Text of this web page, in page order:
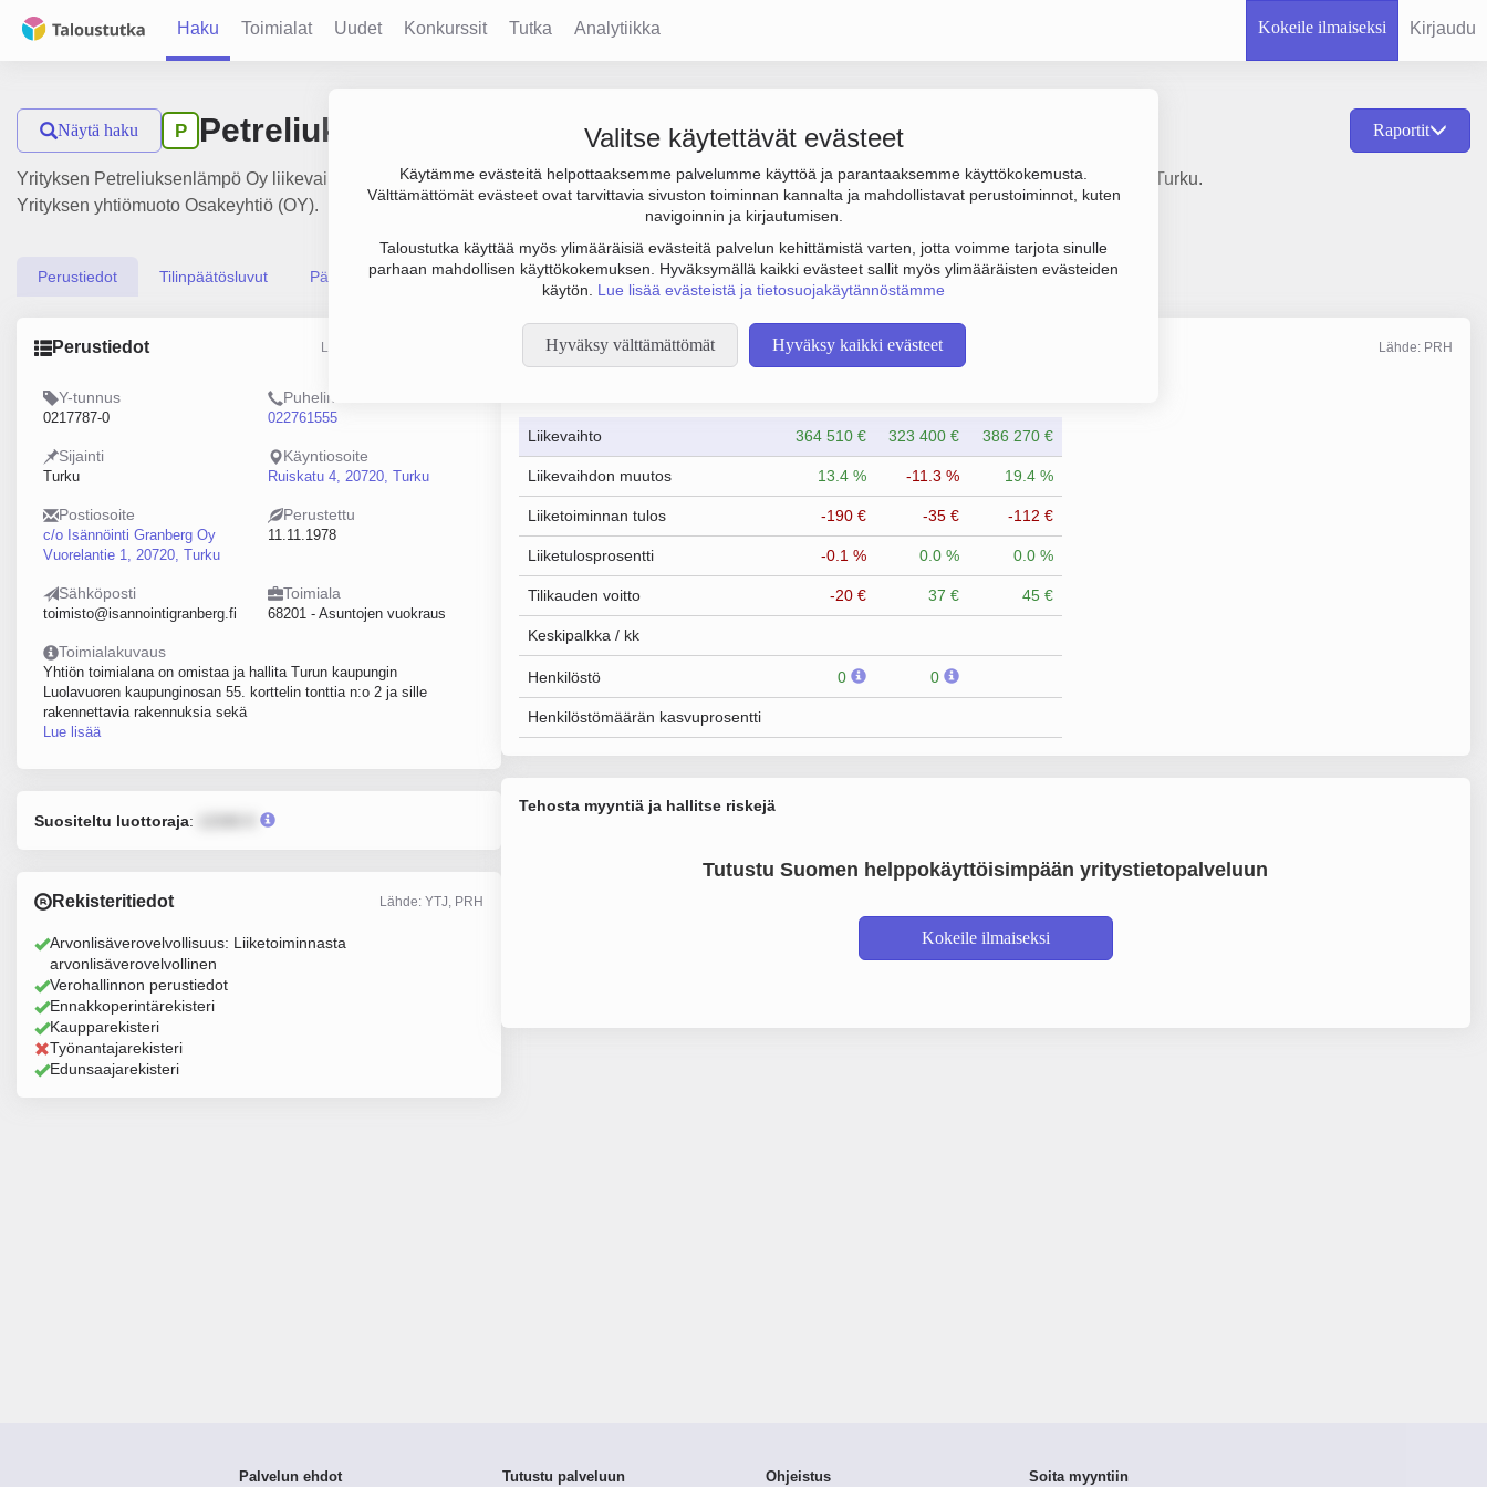
Haku Toimialat Uudet Konkurssit Tutka Analytiikka Kokeile ilmaiseksi Kirjaudu
Valitse käytettävät evästeet
Käytämme evästeitä helpottaaksemme palvelumme käyttöä ja parantaaksemme käyttökokemusta.
Välttämättömät evästeet ovat tarvittavia sivuston toiminnan kannalta ja mahdollistavat perustoiminnot, kuten
navigoinnin ja kirjautumisen.
Taloustutka käyttää myös ylimääräisiä evästeitä palvelun kehittämistä varten, jotta voimme tarjota sinulle
parhaan mahdollisen käyttökokemuksen. Hyväksymällä kaikki evästeet sallit myös ylimääräisten evästeiden
käytön. Lue lisää evästeistä ja tietosuojakäytännöstämme
Hyväksy välttämättömät Hyväksy kaikki evästeet
Näytä haku P Petreliuksenlämpö Oy Raportit
Yrityksen Petreliuksenlämpö Oy liikevaihto on 386 000 € ja tulos -112 €. Sen päätoimiala on Asuntojen vuokraus, perustamisvuosi 1978 ja sijainti Turku.
Yrityksen yhtiömuoto Osakeyhtiö (OY).
Perustiedot Tilinpäätösluvut Päättäjätiedot
Perustiedot Lähde: YTJ, PRH, Traficom
Y-tunnus
0217787-0
Puhelin
022761555
Sijainti
Turku
Käyntiosoite
Ruiskatu 4, 20720, Turku
Postiosoite
c/o Isännöinti Granberg Oy
Vuorelantie 1, 20720, Turku
Perustettu
11.11.1978
Sähköposti
toimisto@isannointigranberg.fi
Toimiala
68201 - Asuntojen vuokraus
Toimialakuvaus
Yhtiön toimialana on omistaa ja hallita Turun kaupungin
Luolavuoren kaupunginosan 55. korttelin tonttia n:o 2 ja sille
rakennettavia rakennuksia sekä
Lue lisää
Suositeltu luottoraja:
Rekisteritiedot Lähde: YTJ, PRH
Arvonlisäverovelvollisuus: Liiketoiminnasta
arvonlisäverovelvollinen
Verohallinnon perustiedot
Ennakkoperintärekisteri
Kaupparekisteri
Työnantajarekisteri
Edunsaajarekisteri
Taloustiedot Lähde: PRH
Liikevaihto 364 510 € 323 400 € 386 270 €
Liikevaihdon muutos 13.4 % -11.3 % 19.4 %
Liiketoiminnan tulos -190 € -35 € -112 €
Liiketulosprosentti -0.1 % 0.0 % 0.0 %
Tilikauden voitto -20 € 37 € 45 €
Keskipalkka / kk
Henkilöstö 0 0
Henkilöstömäärän kasvuprosentti
Tehosta myyntiä ja hallitse riskejä
Tutustu Suomen helppokäyttöisimpään yritystietopalveluun
Kokeile ilmaiseksi
Palvelun ehdot Tutustu palveluun Ohjeistus Soita myyntiin